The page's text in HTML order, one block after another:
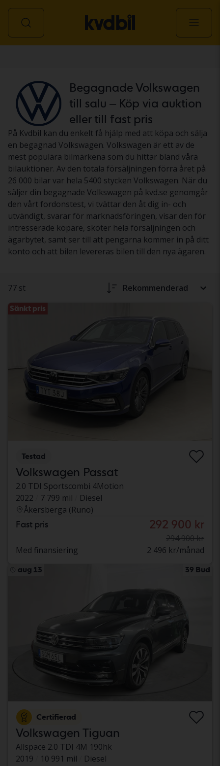
Begagnade Volkswagen
till salu – Köp via auktion
eller till fast pris
På Kvdbil kan du enkelt få hjälp med att köpa och sälja
en begagnad Volkswagen. Volkswagen är ett av de
mest populära bilmärkena som du hittar bland våra
bilauktioner. Av den totala försäljningen förra året på
26 000 bilar var hela 5400 stycken Volkswagen. När du
säljer din begagnade Volkswagen på kvd.se genomgår
den vårt fordonstest, vi tvättar den åt dig in- och
utvändigt, svarar för marknadsföringen, visar den för
intresserade köpare, sköter hela försäljningen och
ägarbytet, samt ser till att pengarna kommer in på ditt
konto och att bilen levereras bilen till den nya ägaren.
77 st Rekommenderad
Sänkt pris
Testad
Volkswagen Passat
2.0 TDI Sportscombi 4Motion
2022
7 799 mil
Diesel
Åkersberga (Runö)
Fast pris 292 900 kr
294 900 kr
Med finansiering
2 496 kr/månad
aug 13 39 Bud
Certifierad
Volkswagen Tiguan
Allspace 2.0 TDI 4M 190hk
2019
10 991 mil
Diesel